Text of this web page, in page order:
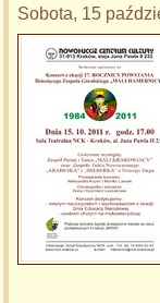
Sobota, 15